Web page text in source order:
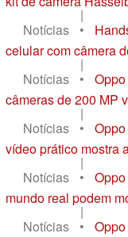
|
Notícias
•
celular com câmera
|
Notícias
•
câmeras de 200 MP
|
Notícias
•
vídeo prático mostra
|
Notícias
•
mundo real podem
|
Notícias
•